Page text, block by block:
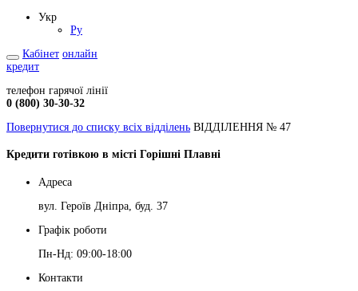
Укр
Ру
Кабінет онлайн
кредит
телефон гарячої лінії
0 (800) 30-30-32
Повернутися до списку всіх відділень ВІДДІЛЕННЯ № 47
Кредити готівкою в місті Горішні Плавні
Адреса
вул. Героїв Дніпра, буд. 37
Графік роботи
Пн-Нд: 09:00-18:00
Контакти